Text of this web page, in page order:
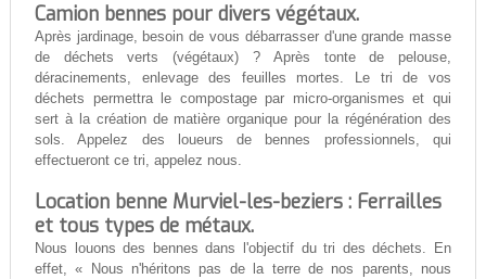
Camion bennes pour divers végétaux.
Après jardinage, besoin de vous débarrasser d'une grande masse
de déchets verts (végétaux) ? Après tonte de pelouse,
déracinements, enlevage des feuilles mortes. Le tri de vos
déchets permettra le compostage par micro-organismes et qui
sert à la création de matière organique pour la régénération des
sols. Appelez des loueurs de bennes professionnels, qui
effectueront ce tri, appelez nous.
Location benne Murviel-les-beziers : Ferrailles
et tous types de métaux.
Nous louons des bennes dans l'objectif du tri des déchets. En
effet, « Nous n'héritons pas de la terre de nos parents, nous